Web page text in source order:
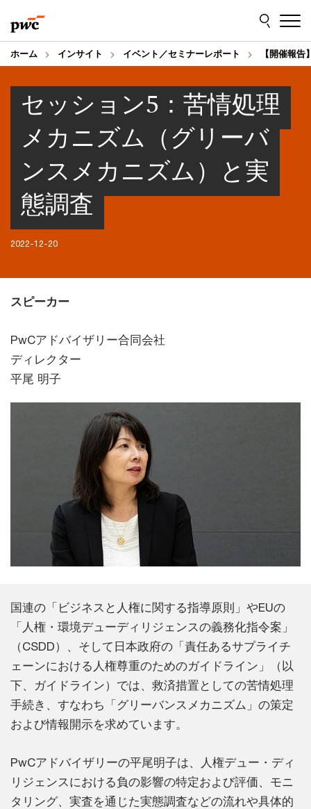
to
content
to
footer
ホーム インサイト イベント／セミナーレポート 【開催報
セッション5：苦情処理
メカニズム（グリーバ
ンスメカニズム）と実
態調査
2022-12-20
スピーカー
PwCアドバイザリー合同会社
ディレクター
平尾 明子
国連の「ビジネスと人権に関する指導原則」やEUの
「人権・環境デューディリジェンスの義務化指令案」
（CSDD）、そして日本政府の「責任あるサプライチ
ェーンにおける人権尊重のためのガイドライン」（以
下、ガイドライン）では、救済措置としての苦情処理
手続き、すなわち「グリーバンスメカニズム」の策定
および情報開示を求めています。
PwCアドバイザリーの平尾明子は、人権デュー・ディ
リジェンスにおける負の影響の特定および評価、モニ
タリング、実査を通じた実態調査などの流れや具体的